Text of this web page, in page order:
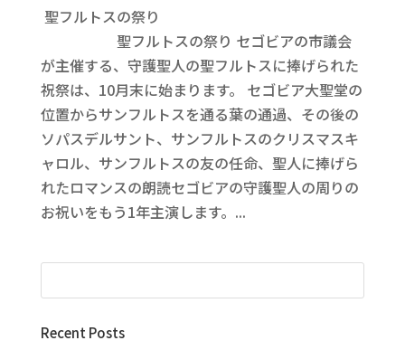
聖フルトスの祭り
聖フルトスの祭り セゴビアの市議会
が主催する、守護聖人の聖フルトスに捧げられた
祝祭は、10月末に始まります。 セゴビア大聖堂の
位置からサンフルトスを通る葉の通過、その後の
ソパスデルサント、サンフルトスのクリスマスキ
ャロル、サンフルトスの友の任命、聖人に捧げら
れたロマンスの朗読セゴビアの守護聖人の周りの
お祝いをもう1年主演します。...
Recent Posts